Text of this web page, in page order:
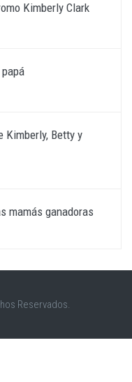
Kimberly Clark
Kimberly, Betty y
mamás ganadoras
Reservados.